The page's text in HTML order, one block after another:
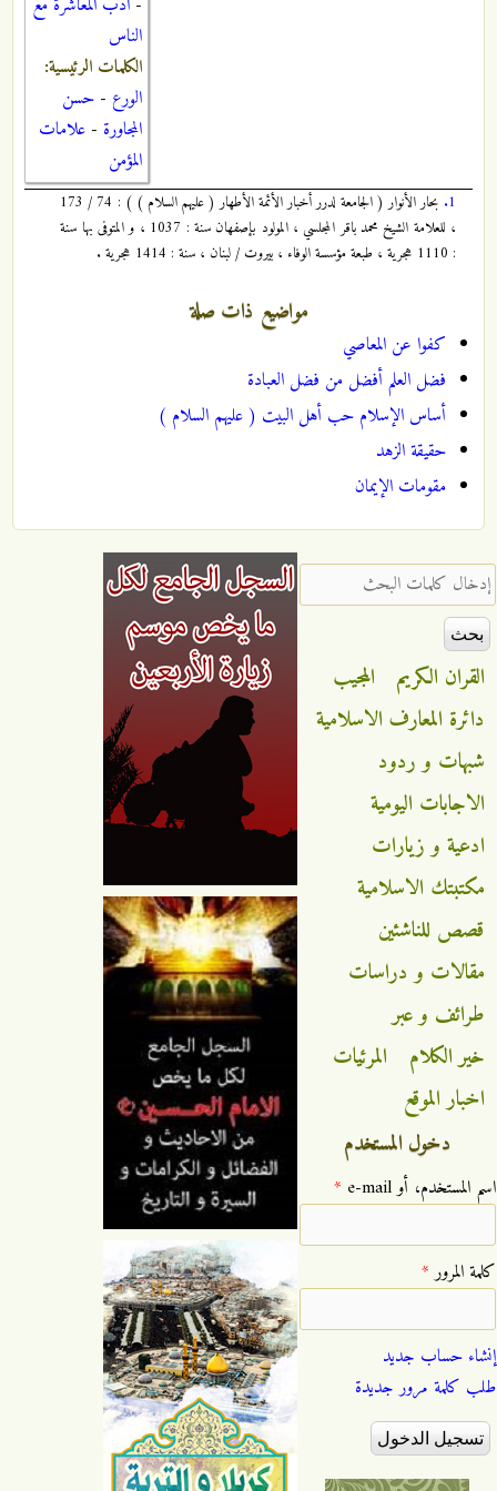
الناس
الكلمات الرئيسية:
الورع - حسن
المجاورة - علامات
المؤمن
1.
بحار الأنوار ( الجامعة لدرر أخبار الأئمة الأطهار ( عليهم السلام ) ) : 74 / 173
، للعلامة الشيخ محمد باقر المجلسي ، المولود بإصفهان سنة : 1037 ، و المتوفى بها سنة
: 1110 هجرية ، طبعة مؤسسة الوفاء ، بيروت / لبنان ، سنة : 1414 هجرية .
مواضيع ذات صلة
كفوا عن المعاصي
فضل العلم أفضل من فضل العبادة
أساس الإسلام حب أهل البيت ( عليهم السلام )
حقيقة الزهد
مقومات الإيمان
‏إدخال كلمات البحث ‏
القران الكريم
المجيب
دائرة المعارف الاسلامية
شبهات و ردود
الاجابات اليومية
ادعية و زيارات
مكتبتك الاسلامية
قصص للناشئين
مقالات و دراسات
طرائف و عبر
خير الكلام
المرئيات
اخبار الموقع
دخول المستخدم
‏اسم المستخدم، أو e-mail ‏ *
‏كلمة المرور ‏*
إنشاء حساب جديد
طلب كلمة مرور جديدة